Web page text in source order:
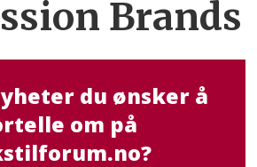
Brands
du ønsker å
om på